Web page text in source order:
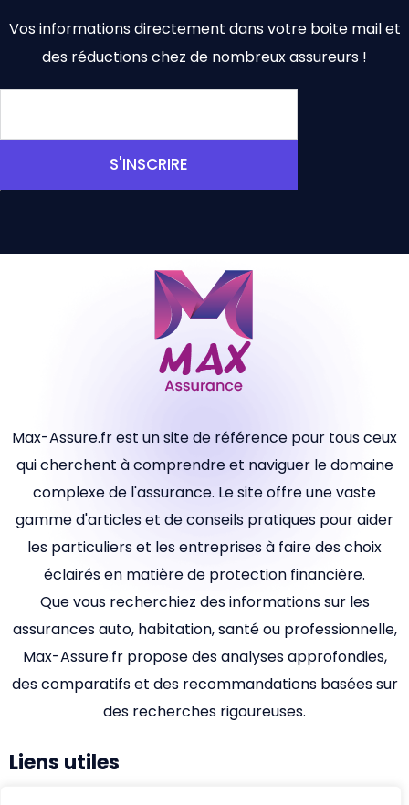
Vos informations directement dans votre boite mail et
des réductions chez de nombreux assureurs !
S'INSCRIRE
Max-Assure.fr est un site de référence pour tous ceux
qui cherchent à comprendre et naviguer le domaine
complexe de l'assurance. Le site offre une vaste
gamme d'articles et de conseils pratiques pour aider
les particuliers et les entreprises à faire des choix
éclairés en matière de protection financière.
Que vous recherchiez des informations sur les
assurances auto, habitation, santé ou professionnelle,
Max-Assure.fr propose des analyses approfondies,
des comparatifs et des recommandations basées sur
des recherches rigoureuses.
Liens utiles